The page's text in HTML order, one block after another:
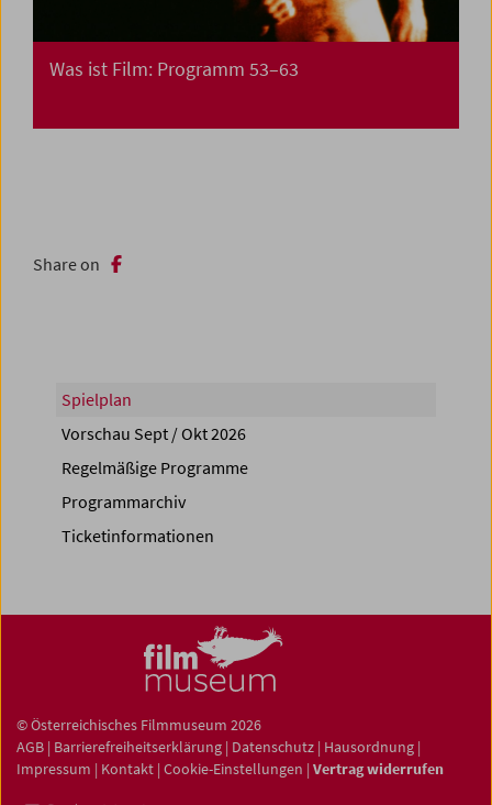
Was ist Film: Programm 53–63
Share on
Spielplan
Vorschau Sept / Okt 2026
Regelmäßige Programme
Programmarchiv
Ticketinformationen
© Österreichisches Filmmuseum 2026
AGB | Barrierefreiheitserklärung | Datenschutz | Hausordnung |
Impressum | Kontakt | Cookie-Einstellungen | Vertrag widerrufen